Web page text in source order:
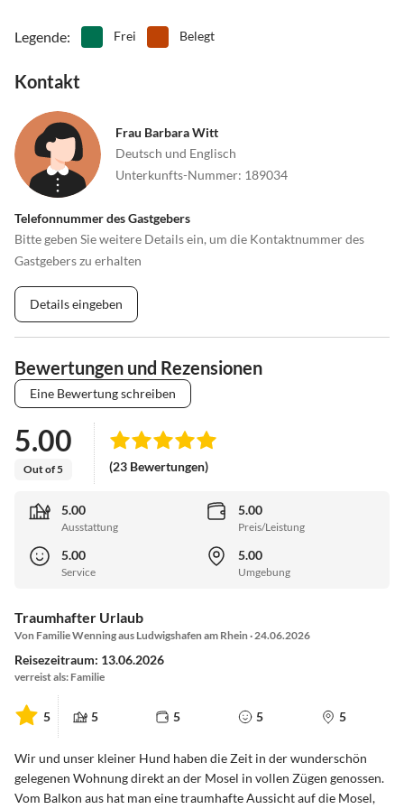
Legende: Frei Belegt
Kontakt
Frau Barbara Witt
Deutsch und Englisch
Unterkunfts-Nummer: 189034
Telefonnummer des Gastgebers
Bitte geben Sie weitere Details ein, um die Kontaktnummer des
Gastgebers zu erhalten
Details eingeben
Bewertungen und Rezensionen
Eine Bewertung schreiben
5.00
Out of 5 (23 Bewertungen)
5.00
Ausstattung
5.00
Preis/Leistung
5.00
Service
5.00
Umgebung
Traumhafter Urlaub
Von Familie Wenning aus Ludwigshafen am Rhein · 24.06.2026
Reisezeitraum: 13.06.2026
verreist als: Familie
5 5 5 5 5
Wir und unser kleiner Hund haben die Zeit in der wunderschön
gelegenen Wohnung direkt an der Mosel in vollen Zügen genossen.
Vom Balkon aus hat man eine traumhafte Aussicht auf die Mosel,